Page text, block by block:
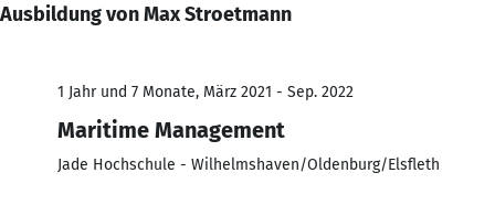
Ausbildung von Max Stroetmann
1 Jahr und 7 Monate, März 2021 - Sep. 2022
Maritime Management
Jade Hochschule - Wilhelmshaven/Oldenburg/Elsfleth